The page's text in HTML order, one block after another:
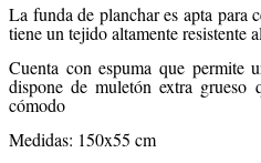
La funda de planchar es apta para
tiene un tejido altamente resistente
Cuenta con espuma que permite
dispone de muletón extra grueso
cómodo
Medidas: 150x55 cm